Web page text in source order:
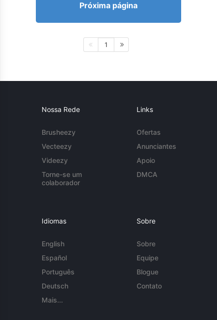
Próxima página
1
Nossa Rede
Brusheezy
Vecteezy
Videezy
Torne-se um
colaborador
Links
Ofertas
Anunciantes
Apoio
DMCA
Idiomas
English
Español
Português
Deutsch
Mais...
Sobre
Sobre
Equipe
Blogue
Contato